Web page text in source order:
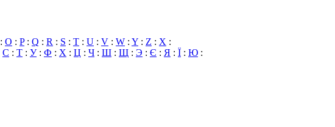
: O : P: Q : R : S : T : U : V : W : Y : Z : X :
С : Т : У: Ф : Х : Ц : Ч : Ш : Щ : Э : Є : Я : Ї : Ю :